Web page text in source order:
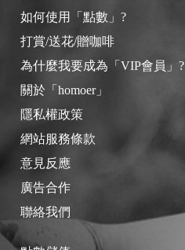
如何使用「點數」?
打賞/送花/贈咖啡
為什麼我要成為「VIP會員」?
關於「homoer」
隱私權政策
網站服務條款
意見反應
廣告合作
聯絡我們